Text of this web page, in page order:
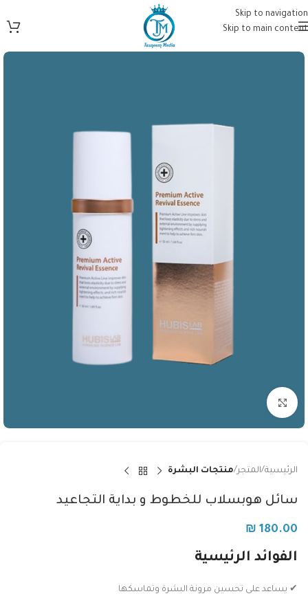
Skip to navigation
Skip to main content
Click to enlarge
الرئيسية المتجر منتجات البشرة
سائل هوبسلاب للخطوط و بداية التجاعيد
₪ 180.00
الفوائد الرئيسية
✔ يساعد على تحسين مرونة البشرة وتماسكها